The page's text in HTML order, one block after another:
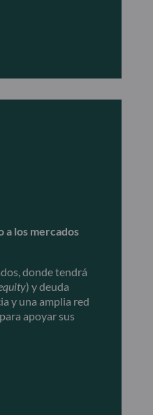
a los mercados
donde tendrá
) y deuda
y una amplia red
apoyar sus